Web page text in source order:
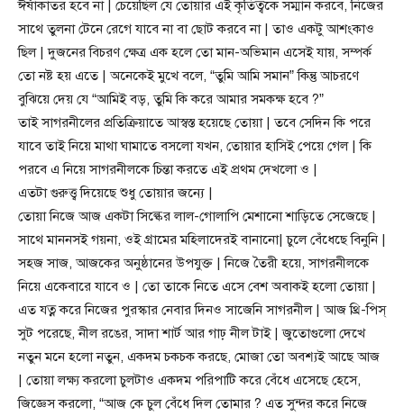
ঈর্ষাকাতর হবে না | চেয়েছিল যে তোয়ার এই কৃতিত্বকে সম্মান করবে, নিজের
সাথে তুলনা টেনে রেগে যাবে না বা ছোট করবে না | তাও একটু আশংকাও
ছিল | দুজনের বিচরণ ক্ষেত্র এক হলে তো মান-অভিমান এসেই যায়, সম্পর্ক
তো নষ্ট হয় এতে | অনেকেই মুখে বলে, “তুমি আমি সমান” কিন্তু আচরণে
বুঝিয়ে দেয় যে “আমিই বড়, তুমি কি করে আমার সমকক্ষ হবে ?”
তাই সাগরনীলের প্রতিক্রিয়াতে আস্বস্ত হয়েছে তোয়া | তবে সেদিন কি পরে
যাবে তাই নিয়ে মাথা ঘামাতে বসলো যখন, তোয়ার হাসিই পেয়ে গেল | কি
পরবে এ নিয়ে সাগরনীলকে চিন্তা করতে এই প্রথম দেখলো ও |
এতটা গুরুত্ত্ব দিয়েছে শুধু তোয়ার জন্যে |
তোয়া নিজে আজ একটা সিল্কের লাল-গোলাপি মেশানো শাড়িতে সেজেছে |
সাথে মাননসই গয়না, ওই গ্রামের মহিলাদেরই বানানো| চুলে বেঁধেছে বিনুনি |
সহজ সাজ, আজকের অনুষ্ঠানের উপযুক্ত | নিজে তৈরী হয়ে, সাগরনীলকে
নিয়ে একেবারে যাবে ও | তো তাকে নিতে এসে বেশ অবাকই হলো তোয়া |
এত যত্ন করে নিজের পুরস্কার নেবার দিনও সাজেনি সাগরনীল | আজ থ্রি-পিস্
সুট পরেছে, নীল রঙের, সাদা শার্ট আর গাঢ় নীল টাই | জুতোগুলো দেখে
নতুন মনে হলো নতুন, একদম চকচক করছে, মোজা তো অবশ্যই আছে আজ
| তোয়া লক্ষ্য করলো চুলটাও একদম পরিপাটি করে বেঁধে এসেছে হেসে,
জিজ্ঞেস করলো, “আজ কে চুল বেঁধে দিল তোমার ? এত সুন্দর করে নিজে